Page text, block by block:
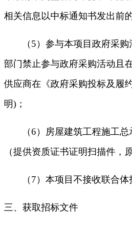
相关信息以中标通知书发出前
（5）参与本项目政府采
部门禁止参与政府采购活动且
供应商在《政府采购投标及履
明)；
（6）房屋建筑工程施工
（提供资质证书证明扫描件，
（7）本项目不接收联合体
三、获取招标文件